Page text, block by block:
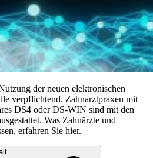
der neuen elektronischen
verpflichtend. Zahnarztpraxen mit
DS4 oder DS-WIN sind mit den
Was Zahnärzte und
erfahren Sie hier.